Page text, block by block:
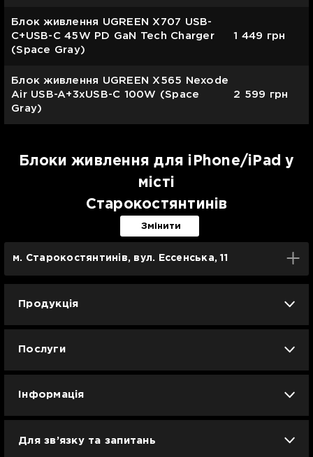
Блок живлення UGREEN X707 USB-
C+USB-C 45W PD GaN Tech Charger
(Space Gray)
1 449 грн
Блок живлення UGREEN X565 Nexode
Air USB-A+3xUSB-C 100W (Space
Gray)
2 599 грн
Блоки живлення для iPhone/iPad у
місті
Старокостянтинів
Змінити
м. Старокостянтинів, вул. Ессенська, 11
Продукція
Apple б/у
Смартфони Смарт-годинники
Послуги
Інформація
Для зв’язку та запитань